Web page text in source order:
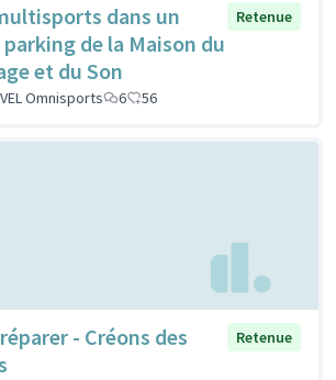
dans un
de la Maison du
et du Son
Retenue
Omnisports 6 56
- Créons des
Retenue